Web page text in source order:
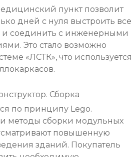
пункт позволит
дней с нуля выстроить все
и соединить с инженерными
Это стало возможно
«ЛСТК», что используется
Сборка
по принципу Lego.
методы сборки модульных
повышенную
зданий. Покупатель